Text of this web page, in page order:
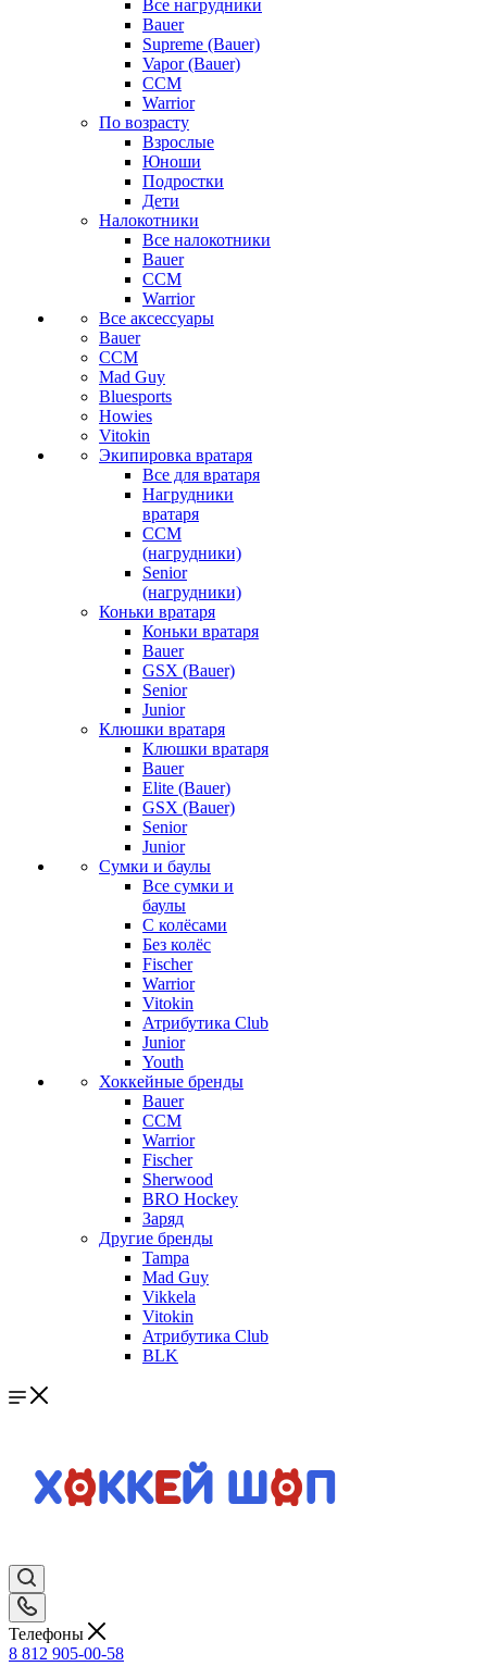
Все нагрудники
Bauer
Supreme (Bauer)
Vapor (Bauer)
CCM
Warrior
По возрасту
Взрослые
Юноши
Подростки
Дети
Налокотники
Все налокотники
Bauer
CCM
Warrior
Все аксессуары
Bauer
CCM
Mad Guy
Bluesports
Howies
Vitokin
Экипировка вратаря
Все для вратаря
Нагрудники
вратаря
CCM
(нагрудники)
Senior
(нагрудники)
Коньки вратаря
Коньки вратаря
Bauer
GSX (Bauer)
Senior
Junior
Клюшки вратаря
Клюшки вратаря
Bauer
Elite (Bauer)
GSX (Bauer)
Senior
Junior
Сумки и баулы
Все сумки и
баулы
С колёсами
Без колёс
Fischer
Warrior
Vitokin
Атрибутика Club
Junior
Youth
Хоккейные бренды
Bauer
CCM
Warrior
Fischer
Sherwood
BRO Hockey
Заряд
Другие бренды
Tampa
Mad Guy
Vikkela
Vitokin
Атрибутика Club
BLK
Телефоны
8 812 905-00-58